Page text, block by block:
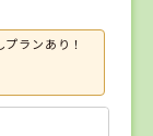
ランあり！